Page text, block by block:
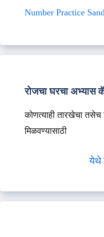
Number Practice
रोजचा घरचा अभ्यास
कोणत्याही तारखेचा
मिळवण्यासाठी
येथे